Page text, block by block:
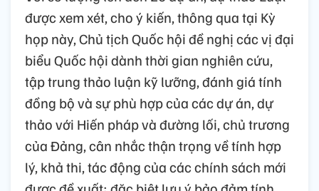
được xem xét, cho ý kiến, thông qua tại Kỳ
họp này, Chủ tịch Quốc hội đề nghị các vị đại
biểu Quốc hội dành thời gian nghiên cứu,
tập trung thảo luận kỹ lưỡng, đánh giá tính
đồng bộ và sự phù hợp của các dự án, dự
thảo với Hiến pháp và đường lối, chủ trương
của Đảng, cân nhắc thận trọng về tính hợp
lý, khả thi, tác động của các chính sách mới